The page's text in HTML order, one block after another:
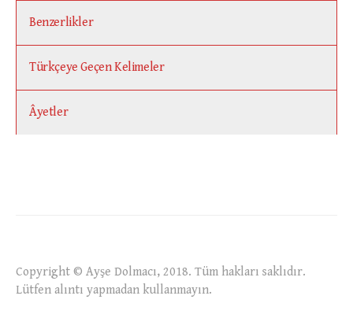
Benzerlikler
Türkçeye Geçen Kelimeler
Âyetler
Copyright © Ayşe Dolmacı, 2018. Tüm hakları saklıdır.
Lütfen alıntı yapmadan kullanmayın.